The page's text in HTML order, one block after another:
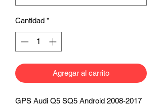
Cantidad *
Agregar al carrito
GPS Audi Q5 SQ5 Android 2008-2017